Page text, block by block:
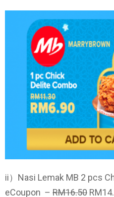
ii）Nasi Lemak MB 2 pcs
eCoupon – RM16.50